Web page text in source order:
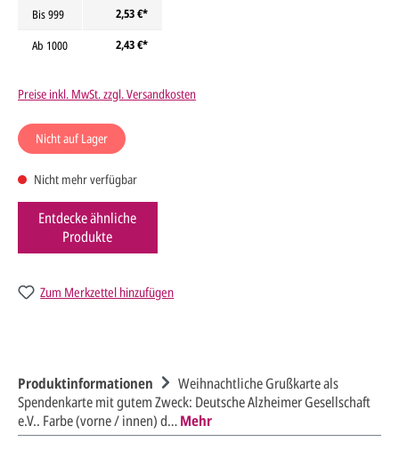
Bis999
2,53 €*
Ab 1000 2,43 €*
Preise inkl. MwSt. zzgl. Versandkosten
Nicht auf Lager
Nicht mehr verfügbar
Entdecke ähnliche
Produkte
Zum Merkzettel hinzufügen
Produktinformationen
Weihnachtliche Grußkarte als
Spendenkarte mit gutem Zweck: Deutsche Alzheimer Gesellschaft
e.V.. Farbe (vorne / innen) d…Mehr